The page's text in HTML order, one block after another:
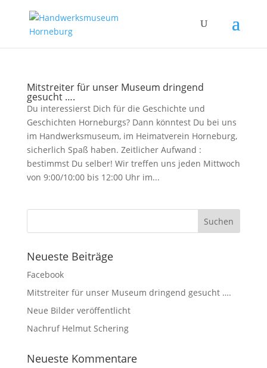
Mitstreiter für unser Museum dringend
gesucht ….
Du interessierst Dich für die Geschichte und
Geschichten Horneburgs? Dann könntest Du bei uns
im Handwerksmuseum, im Heimatverein Horneburg,
sicherlich Spaß haben. Zeitlicher Aufwand :
bestimmst Du selber! Wir treffen uns jeden Mittwoch
von 9:00/10:00 bis 12:00 Uhr im...
Neueste Beiträge
Facebook
Mitstreiter für unser Museum dringend gesucht ….
Neue Bilder veröffentlicht
Nachruf Helmut Schering
Neueste Kommentare